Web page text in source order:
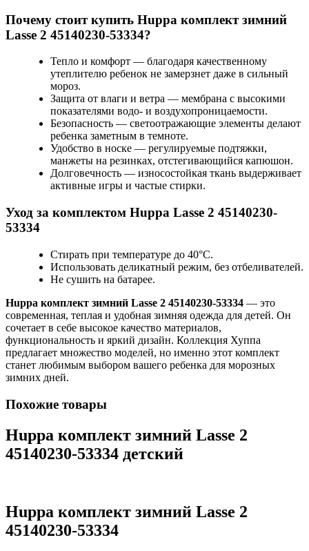
Почему стоит купить Huppa комплект зимний
Lasse 2 45140230-53334?
Тепло и комфорт — благодаря качественному
утеплителю ребенок не замерзнет даже в сильный
мороз.
Защита от влаги и ветра — мембрана с высокими
показателями водо- и воздухопроницаемости.
Безопасность — светоотражающие элементы делают
ребенка заметным в темноте.
Удобство в носке — регулируемые подтяжки,
манжеты на резинках, отстегивающийся капюшон.
Долговечность — износостойкая ткань выдерживает
активные игры и частые стирки.
Уход за комплектом Huppa Lasse 2 45140230-
53334
Стирать при температуре до 40°C.
Использовать деликатный режим, без отбеливателей.
Не сушить на батарее.
Huppa комплект зимний Lasse 2 45140230-53334 — это
современная, теплая и удобная зимняя одежда для детей. Он
сочетает в себе высокое качество материалов,
функциональность и яркий дизайн. Коллекция Хуппа
предлагает множество моделей, но именно этот комплект
станет любимым выбором вашего ребенка для морозных
зимних дней.
Похожие товары
Huppa комплект зимний Lasse 2
45140230-53334 детский
Huppa комплект зимний Lasse 2
45140230-53334